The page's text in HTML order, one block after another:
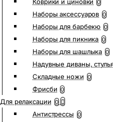
0
Наборы аксессуаров 0
Наборы для барбекю 0
Наборы для пикника 0
Наборы для шашлыка 0
Надувные диваны,
Складные ножи 0
Фрисби 0
Для релаксации 0
Антистрессы 0